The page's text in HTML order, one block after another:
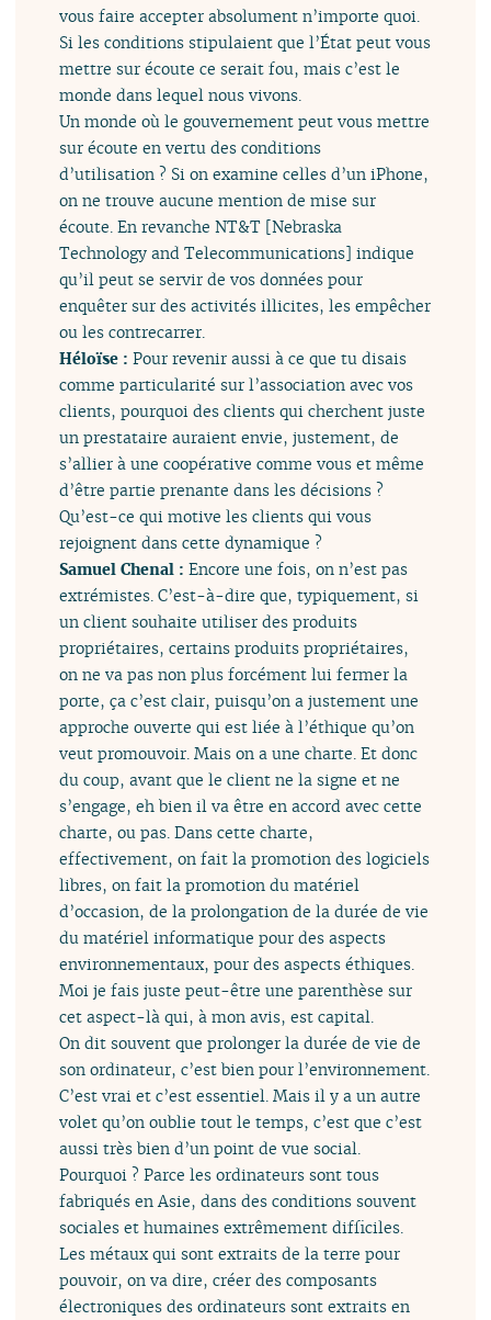
vous faire accepter absolument n’importe quoi.
Si les conditions stipulaient que l’État peut vous
mettre sur écoute ce serait fou, mais c’est le
monde dans lequel nous vivons.
Un monde où le gouvernement peut vous mettre
sur écoute en vertu des conditions
d’utilisation ? Si on examine celles d’un iPhone,
on ne trouve aucune mention de mise sur
écoute. En revanche NT&T [Nebraska
Technology and Telecommunications] indique
qu’il peut se servir de vos données pour
enquêter sur des activités illicites, les empêcher
ou les contrecarrer.
Héloïse :Pour revenir aussi à ce que tu disais
comme particularité sur l’association avec vos
clients, pourquoi des clients qui cherchent juste
un prestataire auraient envie, justement, de
s’allier à une coopérative comme vous et même
d’être partie prenante dans les décisions ?
Qu’est-ce qui motive les clients qui vous
rejoignent dans cette dynamique ?
Samuel Chenal :Encore une fois, on n’est pas
extrémistes. C’est-à-dire que, typiquement, si
un client souhaite utiliser des produits
propriétaires, certains produits propriétaires,
on ne va pas non plus forcément lui fermer la
porte, ça c’est clair, puisqu’on a justement une
approche ouverte qui est liée à l’éthique qu’on
veut promouvoir. Mais on a une charte. Et donc
du coup, avant que le client ne la signe et ne
s’engage, eh bien il va être en accord avec cette
charte, ou pas. Dans cette charte,
effectivement, on fait la promotion des logiciels
libres, on fait la promotion du matériel
d’occasion, de la prolongation de la durée de vie
du matériel informatique pour des aspects
environnementaux, pour des aspects éthiques.
Moi je fais juste peut-être une parenthèse sur
cet aspect-là qui, à mon avis, est capital.
On dit souvent que prolonger la durée de vie de
son ordinateur, c’est bien pour l’environnement.
C’est vrai et c’est essentiel. Mais il y a un autre
volet qu’on oublie tout le temps, c’est que c’est
aussi très bien d’un point de vue social.
Pourquoi ? Parce les ordinateurs sont tous
fabriqués en Asie, dans des conditions souvent
sociales et humaines extrêmement difficiles.
Les métaux qui sont extraits de la terre pour
pouvoir, on va dire, créer des composants
électroniques des ordinateurs sont extraits en